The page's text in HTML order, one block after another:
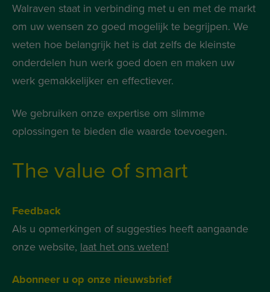
Walraven staat in verbinding met u en met de markt
om uw wensen zo goed mogelijk te begrijpen. We
weten hoe belangrijk het is dat zelfs de kleinste
onderdelen hun werk goed doen en maken uw
werk gemakkelijker en effectiever.
We gebruiken onze expertise om slimme
oplossingen te bieden die waarde toevoegen.
The value of smart
Feedback
Als u opmerkingen of suggesties heeft aangaande
onze website, laat het ons weten!
Abonneer u op onze nieuwsbrief